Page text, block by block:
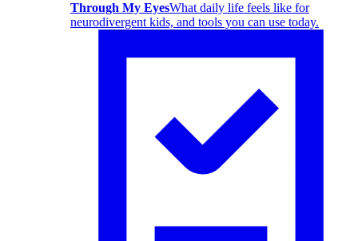
Through My EyesWhat daily life feels like for
neurodivergent kids, and tools you can use today.